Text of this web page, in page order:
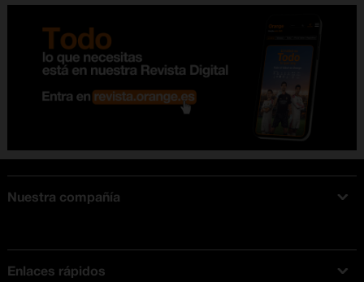
Nuestra compañía
Enlaces rápidos